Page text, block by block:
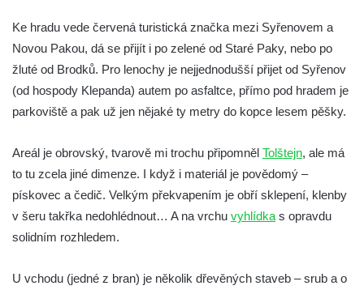
Tvrz Brozany nad Ohří
Hrad Košťálov
Tvrz Měrunice
Tvrz Kuřívody
Hrad Litýš
Hrad Levín (u Úštěku)
Ke hradu vede červená turistická značka mezi Syřenovem a
Novou Pakou, dá se přijít i po zelené od Staré Paky, nebo po
žluté od Brodků. Pro lenochy je nejjednodušší přijet od Syřenov
(od hospody Klepanda) autem po asfaltce, přímo pod hradem je
parkoviště a pak už jen nějaké ty metry do kopce lesem pěšky.
Areál je obrovský, tvarově mi trochu připomněl Tolštejn, ale má
to tu zcela jiné dimenze. I když i materiál je povědomý –
pískovec a čedič. Velkým překvapením je obří sklepení, klenby
v šeru takřka nedohlédnout… A na vrchu vyhlídka s opravdu
solidním rozhledem.
U vchodu (jedné z bran) je několik dřevěných staveb – srub a o